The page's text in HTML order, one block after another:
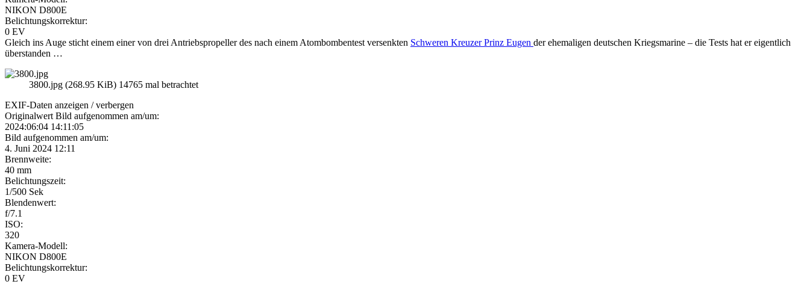
NIKON D800E
Belichtungskorrektur:
0 EV
Gleich ins Auge sticht einem einer von drei Antriebspropeller des nach einem Atombombentest versenkten Schweren Kreuzer Prinz Eugen der ehemaligen deutschen Kriegsmarine – die Tests hat er eigentlich
überstanden …
3800.jpg (268.95 KiB) 14765 mal betrachtet
EXIF-Daten anzeigen / verbergen
Originalwert Bild aufgenommen am/um:
2024:06:04 14:11:05
Bild aufgenommen am/um:
4. Juni 2024 12:11
Brennweite:
40 mm
Belichtungszeit:
1/500 Sek
Blendenwert:
f/7.1
ISO:
320
Kamera-Modell:
NIKON D800E
Belichtungskorrektur:
0 EV